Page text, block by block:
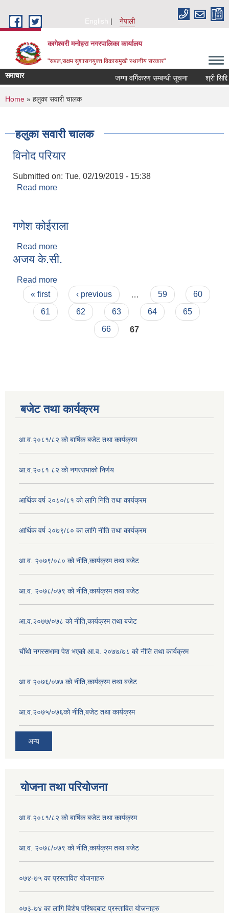
English
नेपाली
कागेश्वरी मनोहरा नगरपालिका कार्यालय
"सबल,सक्षम सुशासनयुक्त विकासमुखी स्थानीय सरकार"
समाचार जग्गा वर्गिकरण सम्बन्धी सूचना श्री सिद्दि गणेश
You are here
Home » हलुका सवारी चालक
हलुका सवारी चालक
विनोद परियार
Submitted on: Tue, 02/19/2019 - 15:38
Read more
गणेश कोईराला
Read more
अजय के.सी.
Read more
Pages
« first ‹ previous 59
60
61
62 63 64
65
66
67
बजेट तथा कार्यक्रम
आ.व.२०८१/८२ को बार्षिक बजेट तथा कार्यक्रम
आ.व.२०८१ ८२ को नगरसभाको निर्णय
आर्थिक वर्ष २०८०/८१ को लागि निति तथा कार्यक्रम
आर्थिक वर्ष २०७९/८० का लागि नीति तथा कार्यक्रम
आ.व. २०७९/०८० को नीति,कार्यक्रम तथा बजेट
आ.व. २०७८/०७९ को नीति,कार्यक्रम तथा बजेट
आ.व.२०७७/०७८ को नीति,कार्यक्रम तथा बजेट
चौँथो नगरसभामा पेश भएको आ.व. २०७७/७८ को नीति तथा कार्यक्रम
आ.व २०७६/०७७ को नीति,कार्यक्रम तथा बजेट
आ.व.२०७५/०७६को नीति,बजेट तथा कार्यक्रम
अन्य
योजना तथा परियोजना
आ.व.२०८१/८२ को बार्षिक बजेट तथा कार्यक्रम
आ.व. २०७८/०७९ को नीति,कार्यक्रम तथा बजेट
०७४-७५ का प्रस्तावित योजनाहरु
०७३-७४ का लागि विशेष परिषदबाट प्रस्तावित योजनाहरु